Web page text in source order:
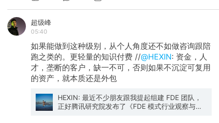
超级峰
05:40
如果能做到这种级别，从个人角度还不如做咨询跟陪
跑之类的。更轻量的知识付费 //@HEXIN: 资金，人
才，垄断的客户，缺一不可，否则如果不沉淀可复用
的资产，就本质还是外包
HEXIN: 最近不少朋友跟我提起组建 FDE 团队，
正好腾讯研究院发布了《FDE 模式行业观察与实